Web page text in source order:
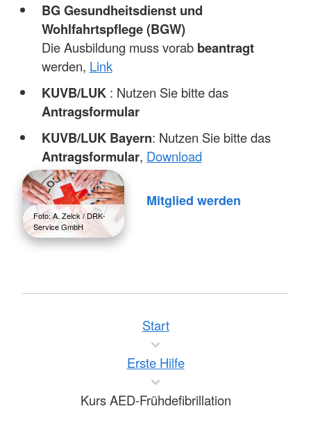
BG Gesundheitsdienst und
Wohlfahrtspflege (BGW)
Die Ausbildung muss vorab beantragt
werden, Link
KUVB/LUK : Nutzen Sie bitte das
Antragsformular
KUVB/LUK Bayern: Nutzen Sie bitte das
Antragsformular, Download
Foto: A. Zelck / DRK-
Service GmbH
Mitglied werden
Start
Erste Hilfe
Kurs AED-Frühdefibrillation